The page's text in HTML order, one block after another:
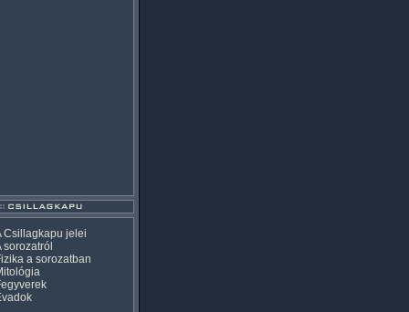
Csillagkapu jelei
sorozatról
a sorozatban